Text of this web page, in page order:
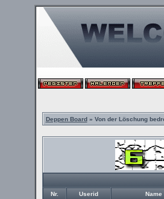
Deppen Board» Von der Löschung
Nr. Userid Name